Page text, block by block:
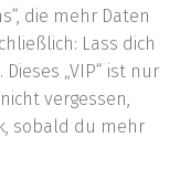
die mehr Daten
Lass dich
„VIP“ ist nur
vergessen,
sobald du mehr